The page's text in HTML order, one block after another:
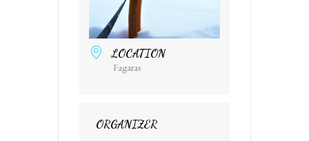
LOCATION
Fagaras
ORGANIZER